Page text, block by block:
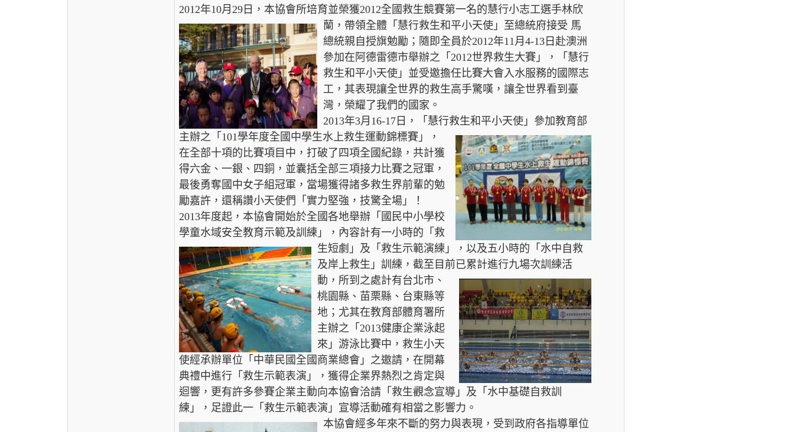
2012年10月29日，本協會所培育並榮獲2012全國救生競賽第一名的慧行小志工選手林欣
蘭，帶領全體 「慧行救生和平小天使」至總統府接受 馬
總統親自授旗勉勵；隨即全員於2012年11月4-13日赴澳洲
參加在阿德雷德市舉辦之「2012世界救生大賽」，「慧行
救生和平小天使」並受邀擔任比賽大會入水服務的國際志
工，其表現讓全世界的救生高手驚嘆，讓全世界看到臺
灣，榮耀了我們的國家。
2013年3月16-17日，「慧行救生和平小天使」參加教育部
主辦之「101學年度全國中學生水上救生運動錦標賽」，
在全部十項的比賽項目中，打破了四項全國紀錄，共計獲
得六金、一銀、四銅，並囊括全部三項接力比賽之冠軍，
最後勇奪國中女子組冠軍，當場獲得諸多救生界前輩的勉
勵嘉許，還稱讚小天使們「實力堅強，技驚全場」！
2013年度起，本協會開始於全國各地舉辦「國民中小學校
學童水域安全教育示範及訓練」，內容計有一小時的「救
生短劇」及「救生示範演練 」，以及五小時的「水中自救
及岸上救生」訓練，截至目前已累計進行九場次訓練活
動，所到之處計有台北市、
桃園縣、苗栗縣、台東縣等
地；尤其在教育部體育署所
主辦之「2013健康企業泳起
來」游泳比賽中，救生小天
使經承辦單位「中華民國全國商業總會」之邀請，在開幕
典禮中進行「救生示範表演」，獲得企業界熱烈之肯定與
迴響，更有許多參賽企業主動向本協會洽請「救生觀念宣導」及「水中基礎自救訓
練」，足證此一「救生示範表演」宣導活動確有相當之影響力。
本協會經多年來不斷的努力與表現，受到政府各指導單位